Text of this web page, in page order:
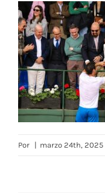
Por | marzo 24th, 2025